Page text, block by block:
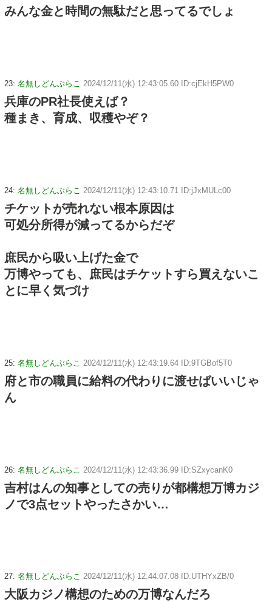
みんな金と時間の無駄だと思ってるでしょ
23: 名無しどんぶらこ 2024/12/11(水) 12:43:05.60 ID:cjEkH5PW0
兵庫のPR社長使えば？
種まき、育成、収穫やぞ？
24: 名無しどんぶらこ 2024/12/11(水) 12:43:10.71 ID:jJxMULc00
チケットが売れない根本原因は
可処分所得が減ってるからだぞ
庶民から吸い上げた金で
万博やっても、庶民はチケットすら買えないこ
とに早く気づけ
25: 名無しどんぶらこ 2024/12/11(水) 12:43:19.64 ID:9TGBof5T0
府と市の職員に給料の代わりに渡せばいいじゃ
ん
26: 名無しどんぶらこ 2024/12/11(水) 12:43:36.99 ID:SZxycanK0
吉村はんの知事としての売りが都構想万博カジ
ノで3点セットやったさかい…
27: 名無しどんぶらこ 2024/12/11(水) 12:44:07.08 ID:UTHYxZB/0
大阪カジノ構想のための万博なんだろ